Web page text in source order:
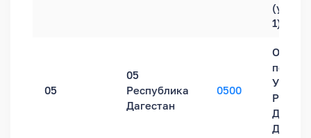
(ул.
1)
05
05
Республика
Дагестан
0500
УФНС